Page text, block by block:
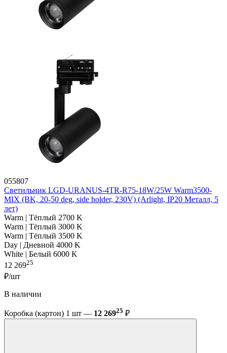
055807
Светильник LGD-URANUS-4TR-R75-18W/25W Warm3500-
MIX (BK, 20-50 deg, side holder, 230V) (Arlight, IP20 Металл, 5
лет)
Warm | Тёплый 2700 K
Warm | Тёплый 3000 K
Warm | Тёплый 3500 K
Day | Дневной 4000 K
White | Белый 6000 K
12 26925
₽/шт
В наличии
Коробка (картон) 1 шт — 12 26925 ₽